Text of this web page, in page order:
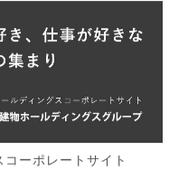
ーポレートサイト